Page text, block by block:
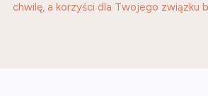
chwilę, a korzyści dla Twojego związku